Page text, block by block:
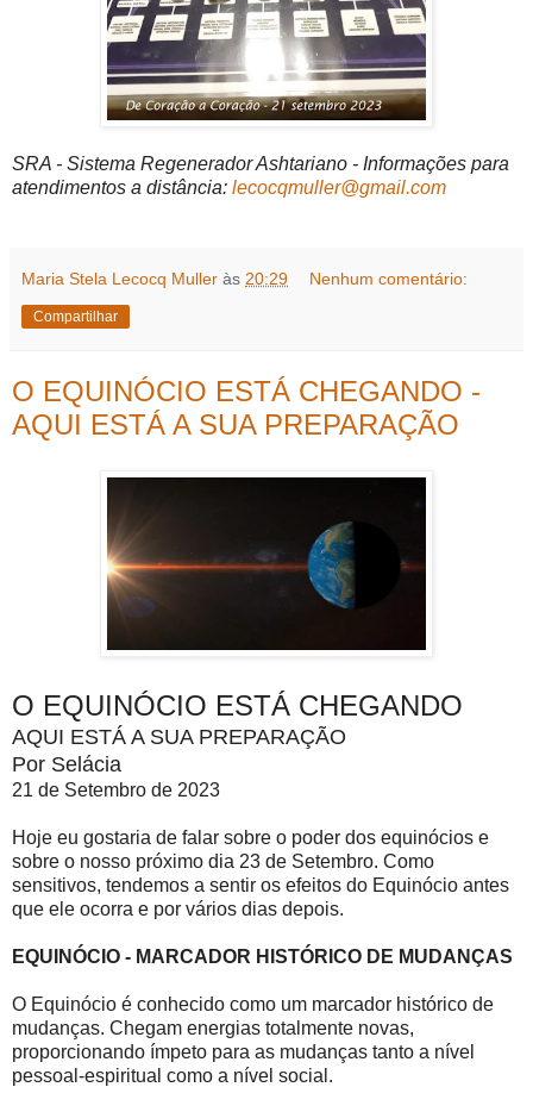
SRA - Sistema Regenerador Ashtariano - Informações para
atendimentos a distância: lecocqmuller@gmail.com
Maria Stela Lecocq Muller às 20:29 Nenhum comentário:
Compartilhar
O EQUINÓCIO ESTÁ CHEGANDO -
AQUI ESTÁ A SUA PREPARAÇÃO
O EQUINÓCIO ESTÁ CHEGANDO
AQUI ESTÁ A SUA PREPARAÇÃO
Por Selácia
21 de Setembro de 2023
Hoje eu gostaria de falar sobre o poder dos equinócios e
sobre o nosso próximo dia 23 de Setembro. Como
sensitivos, tendemos a sentir os efeitos do Equinócio antes
que ele ocorra e por vários dias depois.
EQUINÓCIO - MARCADOR HISTÓRICO DE MUDANÇAS
O Equinócio é conhecido como um marcador histórico de
mudanças. Chegam energias totalmente novas,
proporcionando ímpeto para as mudanças tanto a nível
pessoal-espiritual como a nível social.